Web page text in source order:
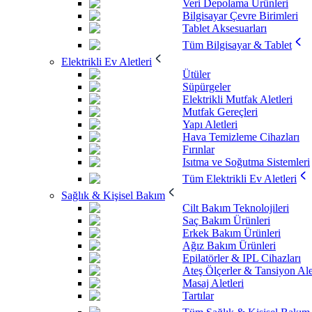
Veri Depolama Ürünleri
Bilgisayar Çevre Birimleri
Tablet Aksesuarları
Tüm Bilgisayar & Tablet
Elektrikli Ev Aletleri
Ütüler
Süpürgeler
Elektrikli Mutfak Aletleri
Mutfak Gereçleri
Yapı Aletleri
Hava Temizleme Cihazları
Fırınlar
Isıtma ve Soğutma Sistemleri
Tüm Elektrikli Ev Aletleri
Sağlık & Kişisel Bakım
Cilt Bakım Teknolojileri
Saç Bakım Ürünleri
Erkek Bakım Ürünleri
Ağız Bakım Ürünleri
Epilatörler & IPL Cihazları
Ateş Ölçerler & Tansiyon
Masaj Aletleri
Tartılar